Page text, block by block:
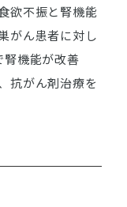
欲不振と腎機能
がん患者に対し
腎機能が改善
抗がん剤治療を